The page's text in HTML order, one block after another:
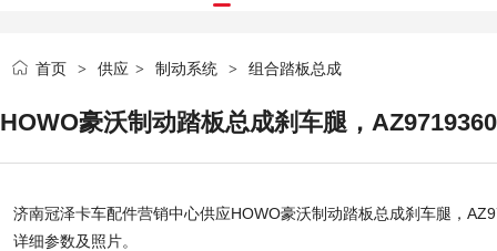
首页 > 供应 > 制动系统 > 组合踏板总成
HOWO豪沃制动踏板总成刹车腿，
济南冠泽卡车配件营销中心供应HOWO豪沃制动踏板总成刹车腿，
详细参数及照片。